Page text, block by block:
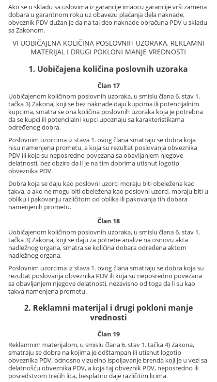
Ako se u skladu sa uslovima iz garancije imaocu garancije vrši zamena
dobara u garantnom roku uz obavezu plaćanja dela naknade,
obveznik PDV dužan je da na taj deo naknade obračuna PDV u skladu
sa Zakonom.
VI UOBIČAJENA KOLIČINA POSLOVNIH UZORAKA, REKLAMNI
MATERIJAL I DRUGI POKLONI MANJE VREDNOSTI
1. Uobičajena količina poslovnih uzoraka
Član 17
Uobičajenom količinom poslovnih uzoraka, u smislu člana 6. stav 1.
tačka 3) Zakona, koji se bez naknade daju kupcima ili potencijalnim
kupcima, smatra se ona količina poslovnih uzoraka koja je potrebna
da se kupci ili potencijalni kupci upoznaju sa karakteristikama
određenog dobra.
Poslovnim uzorcima iz stava 1. ovog člana smatraju se dobra koja
nisu namenjena prometu, a koja su rezultat poslovanja obveznika
PDV ili koja su neposredno povezana sa obavljanjem njegove
delatnosti, bez obzira da li je na tim dobrima utisnut logotip
obveznika PDV.
Dobra koja se daju kao poslovni uzorci moraju biti obeležena kao
takva, a ako ne mogu biti obeležena kao poslovni uzorci, moraju biti u
obliku i pakovanju različitom od oblika ili pakovanja tih dobara
namenjenih prometu.
Član 18
Uobičajenom količinom poslovnih uzoraka, u smislu člana 6. stav 1.
tačka 3) Zakona, koji se daju za potrebe analize na osnovu akta
nadležnog organa, smatra se količina dobara određena aktom
nadležnog organa.
Poslovnim uzorcima iz stava 1. ovog člana smatraju se dobra koja su
rezultat poslovanja obveznika PDV ili koja su neposredno povezana
sa obavljanjem njegove delatnosti, nezavisno od toga da li su kao
takva namenjena prometu.
2. Reklamni materijal i drugi pokloni manje
vrednosti
Član 19
Reklamnim materijalom, u smislu člana 6. stav 1. tačka 4) Zakona,
smatraju se dobra na kojima je odštampan ili utisnut logotip
obveznika PDV, odnosno vizuelno ispoljavanje brenda koji je u vezi sa
delatnošću obveznika PDV, a koja taj obveznik PDV, neposredno ili
posredstvom trećih lica, besplatno daje različitim licima.